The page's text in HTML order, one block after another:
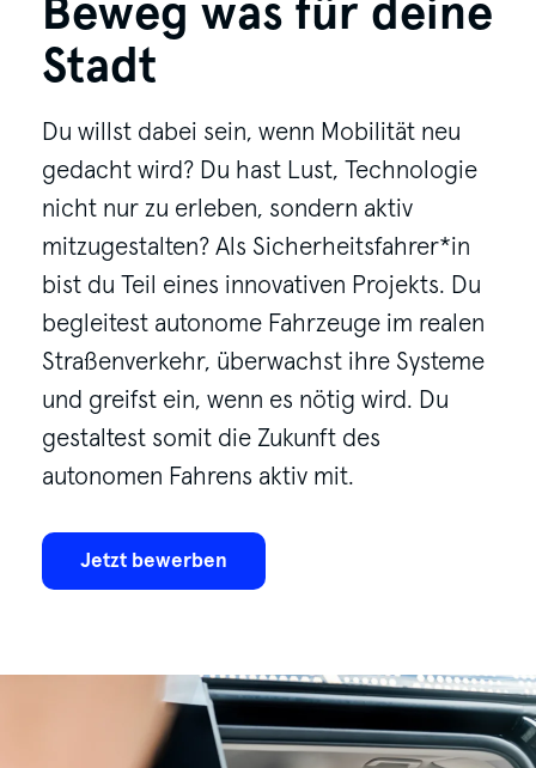
Beweg was für deine
Stadt
Du willst dabei sein, wenn Mobilität neu
gedacht wird? Du hast Lust, Technologie
nicht nur zu erleben, sondern aktiv
mitzugestalten? Als Sicherheitsfahrer*in
bist du Teil eines innovativen Projekts. Du
begleitest autonome Fahrzeuge im realen
Straßenverkehr, überwachst ihre Systeme
und greifst ein, wenn es nötig wird. Du
gestaltest somit die Zukunft des
autonomen Fahrens aktiv mit.
Jetzt bewerben